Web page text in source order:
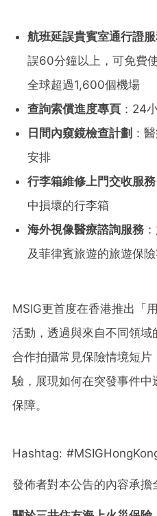
航班延誤貴賓室通行證
誤60分鐘以上，可免費
全球超過1,600個機場
查詢索償進度專頁 ：24
日間內窺鏡檢查計劃 ：
安排
行李箱維修上門交收服務
中損壞的行李箱
海外視像醫療諮詢服務
及菲律賓旅遊的旅遊保
MSIG更首度在香港推出「
活動，透過與來自不同領域
合作拍攝常見保險情境短
驗，展現如何在突發事件
保障。
Hashtag:
發佈者對本公告的內容承擔